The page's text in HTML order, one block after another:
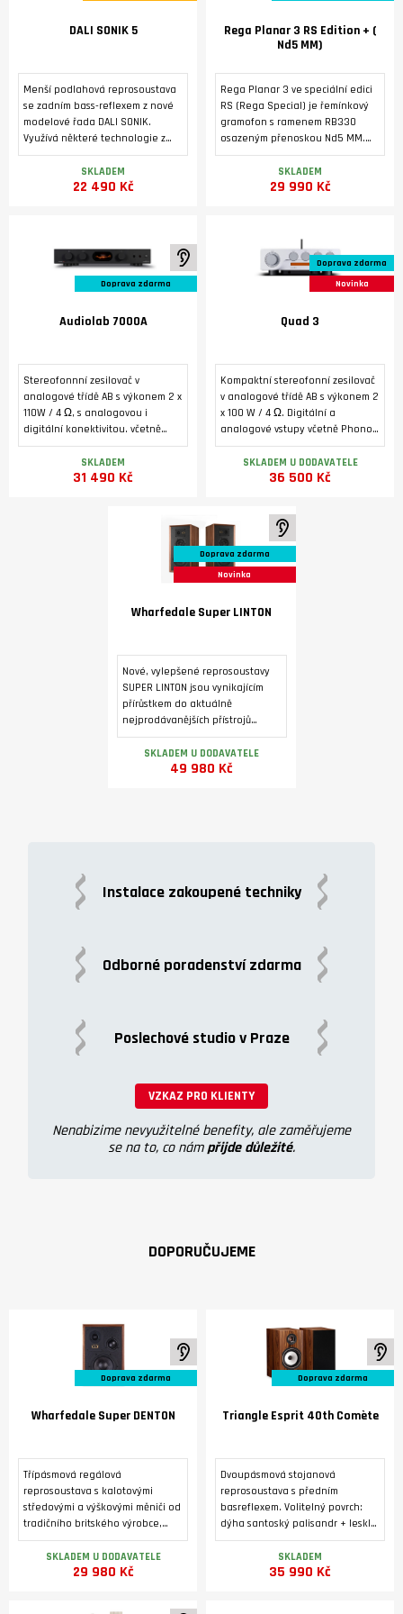
DALI SONIK 5
Menší podlahová reprosoustava
se zadním bass-reflexem z nové
modelové řada DALI SONIK.
Využívá některé technologie z
vyšších modelovových řad značky
DALI. Masivní ozvučnice s
výztuhami a masivními nožkami je
reproduktorem s měkkou, ultra
lehkou kalotovou membránou o
průměru 29 mm. Vyznačuje se
frekvenčním rozsahem a širokým
SKLADEM
22 490 Kč
Rega Planar 3 RS Edition + (
Nd5 MM)
Rega Planar 3 ve speciální edici
RS (Rega Special) je řemínkový
gramofon s ramenem RB330
osazeným přenoskou Nd5 MM.
Tichý 24V motor je poháněn
dedikovaným napájecím zdrojem
Neo PSU MK2. Základna je
motor pohání talíř
prostřednictvím referenčního
SKLADEM
29 990 Kč
K poslechu ve studiu
Doprava zdarma
Audiolab 7000A
Stereofonnní zesilovač v
analogové třídě AB s výkonem 2 x
110W / 4 Ω, s analogovou i
digitální konektivitou. včetně
Phono MM, HDMI ARC a USB B pro
počítač. 32-bitový D/A převodník
ES9038Q2M, MQA dekodér,
SKLADEM
31 490 Kč
Doprava zdarma
Novinka
Quad 3
Kompaktní stereofonní zesilovač
v analogové třídě AB s výkonem 2
x 100 W / 4 Ω. Digitální a
analogové vstupy včetně Phono
MM a HDMI ARC. Bluetooth 5.1.
Podsvícený alfanumerický LCD
displej, toroidní transformátor,
koncový zesilovač.
SKLADEM U DODAVATELE
36 500 Kč
Doprava zdarma
Novinka
Wharfedale Super LINTON
Nové, vylepšené reprosoustavy
SUPER LINTON jsou vynikajícím
přírůstkem do aktuálně
nejprodávanějších přístrojů
Heritage. Povrchová úprava je
dýhou ve třech barevných
variantách.
SKLADEM U DODAVATELE
49 980 Kč
Instalace zakoupené techniky
Odborné poradenství zdarma
Poslechové studio v Praze
VZKAZ PRO KLIENTY
Nenabizime nevyužitelné benefity, ale zaměřujeme
se na to, co námpřijde důležité.
DOPORUČUJEME
K poslechu ve studiu
Doprava zdarma
Wharfedale Super DENTON
Třípásmová regálová
reprosoustava s kalotovými
středovými a výškovými měniči od
tradičního britského výrobce,
vyráběná ve třech barevných
variantách. Luxusní úprava s
pravou dýhou.
SKLADEM U DODAVATELE
29 980 Kč
Doprava zdarma
Triangle Esprit 40th Comète
Dvoupásmová stojanová
reprosoustava s předním
basreflexem. Volitelný povrch:
dýha santoský palisandr + lesklý
lak, nebo zlatý dub. Výškový
reproduktor 25 mm s kompozitní
hořčíkovou kalotou. Basový
SKLADEM
35 990 Kč